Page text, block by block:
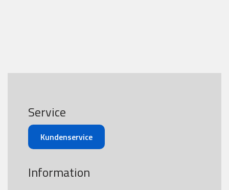
Service
Kundenservice
Information